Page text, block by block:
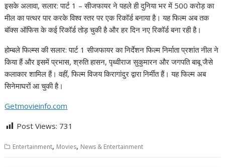
इसके अलावा, सलार: पार्ट 1 – सीजफायर ने पहले ही दुनिया भर में 500 करोड़ का
मील का पत्थर पार करके विश्व स्तर पर एक रिकॉर्ड बनाया है। यह फिल्म अब तक
बॉक्स ऑफिस के कई रिकॉर्ड तोड़ चुकी है और हर दिन नए रिकॉर्ड बना रही है।
होम्बले फिल्म्स की सलार: पार्ट 1 सीजफायर का निर्देशन फिल्म निर्माता प्रशांत नील ने
किया हैं और इसमें प्रभास, श्रुति हासन, पृथ्वीराज सुकुमारन और जगपति बाबू जैसे
कलाकार शामिल हैं। वहीं, फिल्म विजय किरागांदुर द्वारा निर्मीत हैं। यह फिल्म अब
सिनेमाघरों आ चुकी है।
Getmovieinfo.com
Post Views: 731
Entertainment, Movies, News & Entertainment